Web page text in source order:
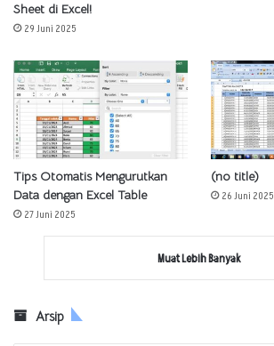
Sheet di Excel!
29 Juni 2025
Tips Otomatis Mengurutkan
Data dengan Excel Table
27 Juni 2025
(no title)
26 Juni 2025
Muat Lebih Banyak
Arsip